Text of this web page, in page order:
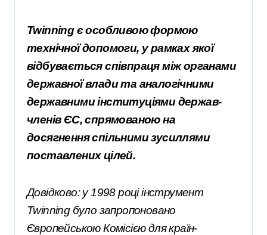
Twinning є особливою формою
технічної допомоги, у рамках якої
відбувається співпраця між органами
державної влади та аналогічними
державними інституціями держав-
членів ЄС, спрямованою на
досягнення спільними зусиллями
поставлених цілей.
Довідково: у 1998 році інструмент
Twinning було запропоновано
Європейською Комісією для країн-